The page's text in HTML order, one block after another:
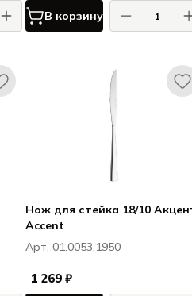
В корзину
Нож для стейка 18/10
Accent
Арт. 01.0053.1950
1 269 ₽